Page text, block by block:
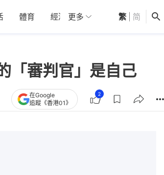
體育 經濟 01深圳 觀點 健康
更多 繁 简
「審判官」是自己
在Google
追蹤《香港01》
2